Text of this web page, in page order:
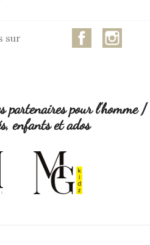
sur Facebook
partenaires pour l'homme /
enfants et ados